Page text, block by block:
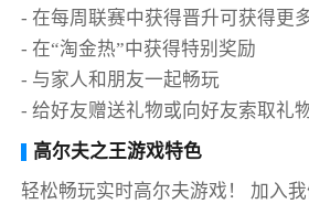
- 在每周联赛中获得晋升可获得更
- 在“淘金热”中获得特别奖励
- 与家人和朋友一起畅玩
- 给好友赠送礼物或向好友索取礼
高尔夫之王游戏特色
轻松畅玩实时高尔夫游戏！ 加入我